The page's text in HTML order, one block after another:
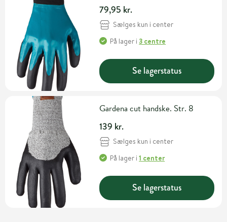
79,95 kr.
Sælges kun i center
På lager i3 centre
Se lagerstatus
Gardena cut handske. Str. 8
139 kr.
Sælges kun i center
På lager i1 center
Se lagerstatus